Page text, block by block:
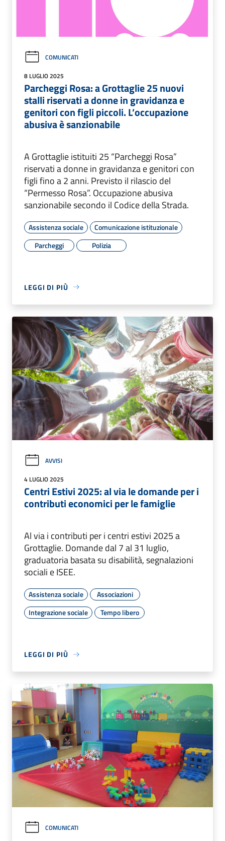
COMUNICATI
8 LUGLIO 2025
Parcheggi Rosa: a Grottaglie 25 nuovi
stalli riservati a donne in gravidanza e
genitori con figli piccoli. L’occupazione
abusiva è sanzionabile
A Grottaglie istituiti 25 “Parcheggi Rosa”
riservati a donne in gravidanza e genitori con
figli fino a 2 anni. Previsto il rilascio del
“Permesso Rosa”. Occupazione abusiva
sanzionabile secondo il Codice della Strada.
Assistenza sociale
Comunicazione istituzionale
Parcheggi
Polizia
LEGGI DI PIÙ
AVVISI
4 LUGLIO 2025
Centri Estivi 2025: al via le domande per i
contributi economici per le famiglie
Al via i contributi per i centri estivi 2025 a
Grottaglie. Domande dal 7 al 31 luglio,
graduatoria basata su disabilità, segnalazioni
sociali e ISEE.
Assistenza sociale
Associazioni
Integrazione sociale
Tempo libero
LEGGI DI PIÙ
COMUNICATI